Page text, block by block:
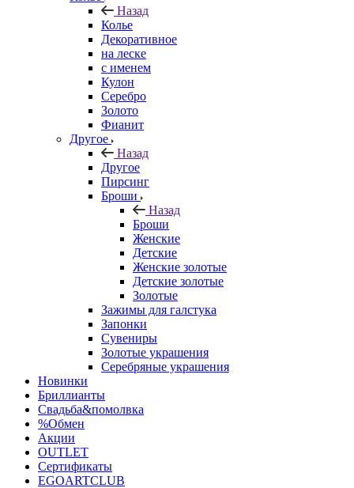
Назад
Колье
Декоративное
на леске
с именем
Кулон
Серебро
Золото
Фианит
Другое
Назад
Другое
Пирсинг
Броши
Назад
Броши
Женские
Детские
Женские золотые
Детские золотые
Золотые
Зажимы для галстука
Запонки
Сувениры
Золотые украшения
Серебряные украшения
Новинки
Бриллианты
Свадьба&помолвка
%Обмен
Акции
OUTLET
Сертификаты
EGOARTCLUB